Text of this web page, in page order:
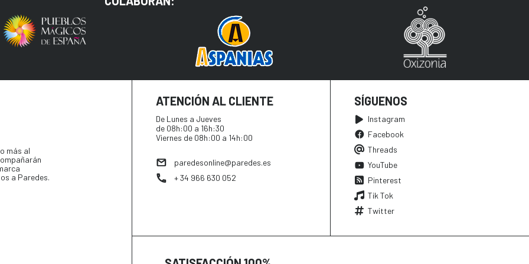
más al
a Paredes.
ATENCIÓN AL CLIENTE
De Lunes a Jueves
de 08h:00 a 16h:30
Viernes de 08h:00 a 14h:00
paredesonline@paredes.es
+ 34 966 630 052
SÍGUENOS
Instagram
Facebook
Threads
YouTube
Pinterest
Tik Tok
Twitter